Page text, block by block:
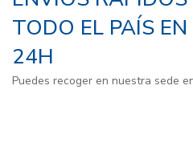
TODO EL PAÍS
24H
Puedes recoger en nuestra sede